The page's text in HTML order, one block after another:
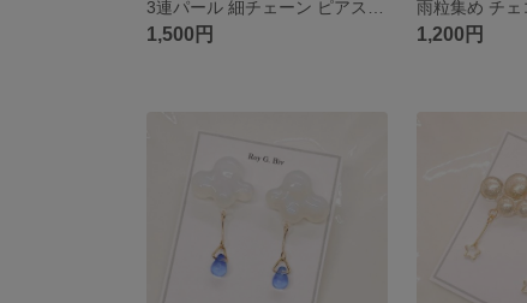
1,500円 1,200円